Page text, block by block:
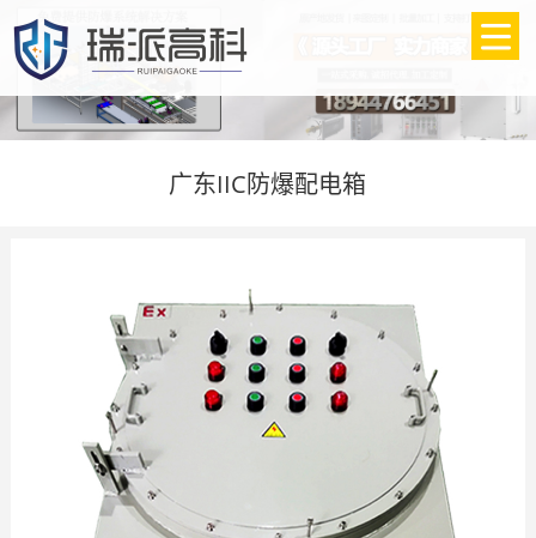
广东IIC防爆配电箱